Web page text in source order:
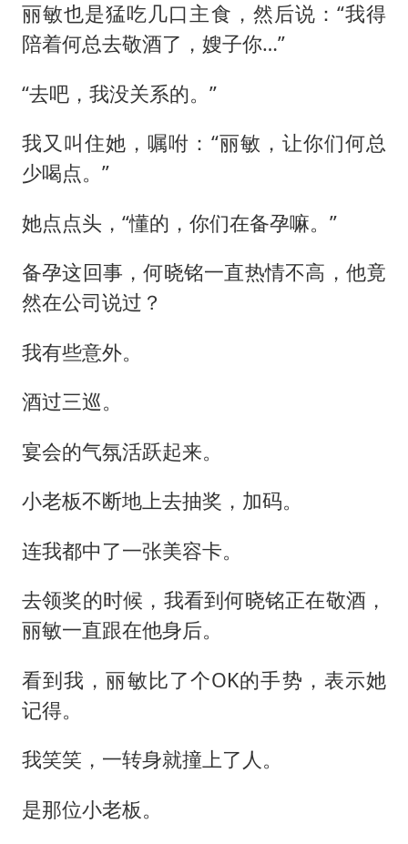
丽敏也是猛吃几口主食，然后说：“我得
陪着何总去敬酒了，嫂子你…”
“去吧，我没关系的。”
我又叫住她，嘱咐：“丽敏，让你们何总
少喝点。”
她点点头，“懂的，你们在备孕嘛。”
备孕这回事，何晓铭一直热情不高，他竟
然在公司说过？
我有些意外。
酒过三巡。
宴会的气氛活跃起来。
小老板不断地上去抽奖，加码。
连我都中了一张美容卡。
去领奖的时候，我看到何晓铭正在敬酒，
丽敏一直跟在他身后。
看到我，丽敏比了个OK的手势，表示她
记得。
我笑笑，一转身就撞上了人。
是那位小老板。